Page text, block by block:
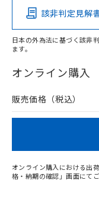
O
在庫等で未対応品
問い合わせください
該非判定見解
日本の外為法に基づく該非
ます。
オンライン購入
販売価格（税込）
オンライン購入における出
格・納期の確認」画面にて